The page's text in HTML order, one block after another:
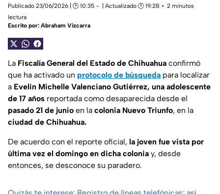
Publicado 23/06/2026 | 🕑 10:35 | Actualizado 🕑 19:28
2 minutos
lectura
Escrito por: Abraham Vizcarra
La Fiscalía General del Estado de Chihuahua confirmó
que ha activado un protocolo de búsqueda para localizar
a Evelin Michelle Valenciano Gutiérrez, una adolescente
de 17 años reportada como desaparecida desde el
pasado 21 de junio en la colonia Nuevo Triunfo, en la
ciudad de Chihuahua.
De acuerdo con el reporte oficial, la joven fue vista por
última vez el domingo en dicha colonia y, desde
entonces, se desconoce su paradero.